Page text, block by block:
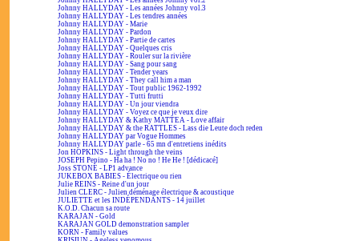
Johnny HALLYDAY - Les années Johnny vol.3
Johnny HALLYDAY - Les tendres années
Johnny HALLYDAY - Marie
Johnny HALLYDAY - Pardon
Johnny HALLYDAY - Partie de cartes
Johnny HALLYDAY - Quelques cris
Johnny HALLYDAY - Rouler sur la rivière
Johnny HALLYDAY - Sang pour sang
Johnny HALLYDAY - Tender years
Johnny HALLYDAY - They call him a man
Johnny HALLYDAY - Tout public 1962-1992
Johnny HALLYDAY - Tutti frutti
Johnny HALLYDAY - Un jour viendra
Johnny HALLYDAY - Voyez ce que je veux dire
Johnny HALLYDAY & Kathy MATTEA - Love affair
Johnny HALLYDAY & the RATTLES - Lass die Leute doch reden
Johnny HALLYDAY par Vogue Hommes
Johnny HALLYDAY parle - 65 mn d'entretiens inédits
Jon HOPKINS - Light through the veins
JOSEPH Pepino - Ha ha ! No no ! He He ! [dédicacé]
Joss STONE - LP1 advance
JUKEBOX BABIES - Électrique ou rien
Julie REINS - Reine d'un jour
Julien CLERC - Julien déménage électrique & acoustique
JULIETTE et les INDÉPENDANTS - 14 juillet
K.O.D. Chacun sa route
KARAJAN - Gold
KARAJAN GOLD demonstration sampler
KORN - Family values